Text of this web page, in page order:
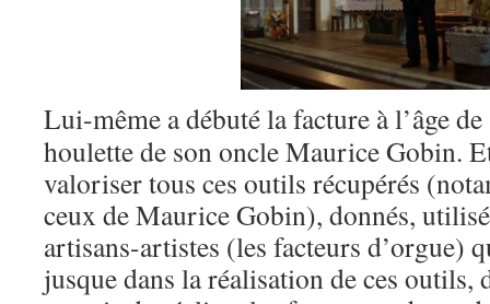
Lui-même a débuté la facture à l’âge
houlette de son oncle Maurice Gobin.
valoriser tous ces outils récupérés
ceux de Maurice Gobin), donnés,
artisans-artistes (les facteurs d’orgue)
jusque dans la réalisation de ces outils,